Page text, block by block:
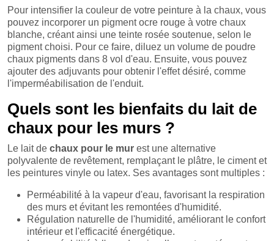
Pour intensifier la couleur de votre peinture à la chaux, vous
pouvez incorporer un pigment ocre rouge à votre chaux
blanche, créant ainsi une teinte rosée soutenue, selon le
pigment choisi. Pour ce faire, diluez un volume de poudre
chaux pigments dans 8 vol d'eau. Ensuite, vous pouvez
ajouter des adjuvants pour obtenir l'effet désiré, comme
l'imperméabilisation de l'enduit.
Quels sont les bienfaits du lait de
chaux pour les murs ?
Le lait de chaux pour le mur est une alternative
polyvalente de revêtement, remplaçant le plâtre, le ciment et
les peintures vinyle ou latex. Ses avantages sont multiples :
Perméabilité à la vapeur d'eau, favorisant la respiration
des murs et évitant les remontées d'humidité.
Régulation naturelle de l'humidité, améliorant le confort
intérieur et l'efficacité énergétique.